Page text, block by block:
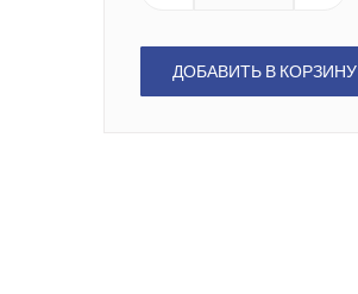
ДОБАВИТЬ В КОРЗИНУ